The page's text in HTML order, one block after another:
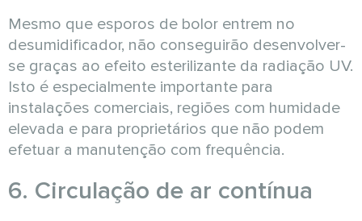
Mesmo que esporos de bolor entrem no
desumidificador, não conseguirão desenvolver-
se graças ao efeito esterilizante da radiação UV.
Isto é especialmente importante para
instalações comerciais, regiões com humidade
elevada e para proprietários que não podem
efetuar a manutenção com frequência.
6. Circulação de ar contínua